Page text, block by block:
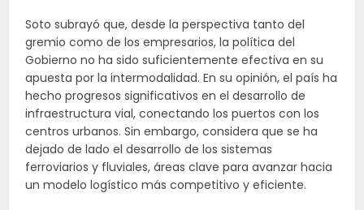
Soto subrayó que, desde la perspectiva tanto del
gremio como de los empresarios, la política del
Gobierno no ha sido suficientemente efectiva en su
apuesta por la intermodalidad. En su opinión, el país ha
hecho progresos significativos en el desarrollo de
infraestructura vial, conectando los puertos con los
centros urbanos. Sin embargo, considera que se ha
dejado de lado el desarrollo de los sistemas
ferroviarios y fluviales, áreas clave para avanzar hacia
un modelo logístico más competitivo y eficiente.